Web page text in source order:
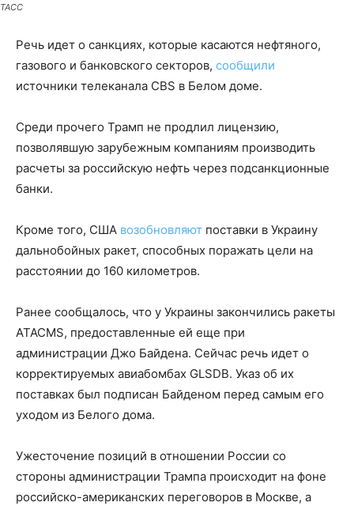
ТАСС
Речь идет о санкциях, которые касаются нефтяного,
газового и банковского секторов, сообщили
источники телеканала CBS в Белом доме.
Среди прочего Трамп не продлил лицензию,
позволявшую зарубежным компаниям производить
расчеты за российскую нефть через подсанкционные
банки.
Кроме того, США возобновляют поставки в Украину
дальнобойных ракет, способных поражать цели на
расстоянии до 160 километров.
Ранее сообщалось, что у Украины закончились ракеты
ATACMS, предоставленные ей еще при
администрации Джо Байдена. Сейчас речь идет о
корректируемых авиабомбах GLSDB. Указ об их
поставках был подписан Байденом перед самым его
уходом из Белого дома.
Ужесточение позиций в отношении России со
стороны администрации Трампа происходит на фоне
российско-американских переговоров в Москве, а